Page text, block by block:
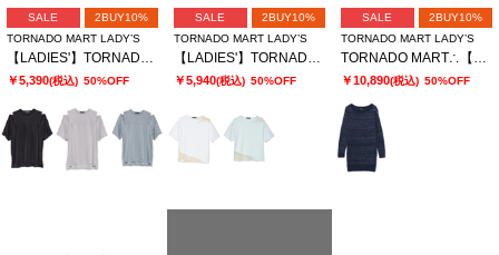
SALE
2BUY10%
TORNADO MART LADY’S
￥5,390(税込) 50%OFF
SALE
2BUY10%
TORNADO MART LADY’S
￥5,940(税込) 50%OFF
SALE
2BUY10%
TORNADO MART LADY’S
￥10,890(税込) 50%OFF